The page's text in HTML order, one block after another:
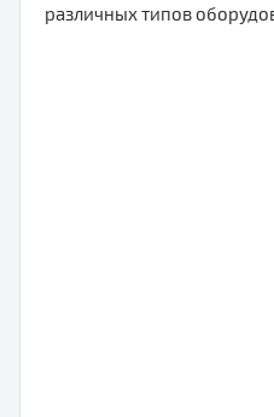
различных типов